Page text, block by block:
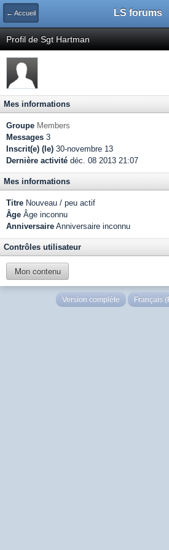
← Accueil LS forums
Profil de Sgt Hartman
Mes informations
Groupe Members
Messages 3
Inscrit(e) (le) 30-novembre 13
Dernière activité déc. 08 2013 21:07
Mes informations
Titre Nouveau / peu actif
Âge Âge inconnu
Anniversaire Anniversaire inconnu
Contrôles utilisateur
Mon contenu
Version complète Français